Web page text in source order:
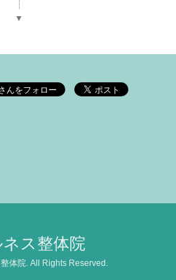
▼
ス整体院
体院. All Rights Reserved.